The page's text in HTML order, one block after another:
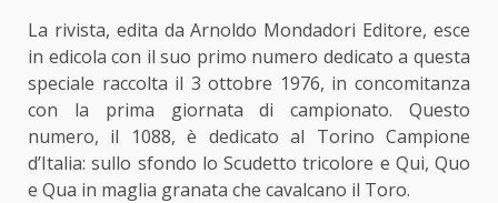
La rivista, edita da Arnoldo Mondadori Editore, esce
in edicola con il suo primo numero dedicato a questa
speciale raccolta il 3 ottobre 1976, in concomitanza
con la prima giornata di campionato. Questo
numero, il 1088, è dedicato al Torino Campione
d’Italia: sullo sfondo lo Scudetto tricolore e Qui, Quo
e Qua in maglia granata che cavalcano il Toro.